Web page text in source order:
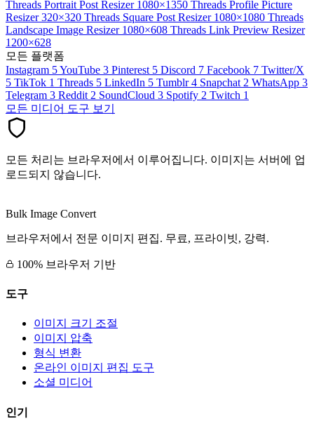
Threads Portrait Post Resizer 1080×1350 Threads Profile Picture
Resizer 320×320 Threads Square Post Resizer 1080×1080 Threads
Landscape Image Resizer 1080×608 Threads Link Preview Resizer
1200×628
모든 플랫폼
Instagram 5YouTube 3 Pinterest 5 Discord 7 Facebook 7 Twitter/X
5 TikTok 1 Threads 5 LinkedIn 5 Tumblr 4 Snapchat 2 WhatsApp 3
Telegram 3 Reddit 2 SoundCloud 3 Spotify 2 Twitch 1
모든 미디어 도구 보기
모든 처리는 브라우저에서 이루어집니다. 이미지는 서버에 업
로드되지 않습니다.
Bulk Image Convert
브라우저에서 전문 이미지 편집. 무료, 프라이빗, 강력.
100% 브라우저 기반
도구
이미지 크기 조절
이미지 압축
형식 변환
온라인 이미지 편집 도구
소셜 미디어
인기